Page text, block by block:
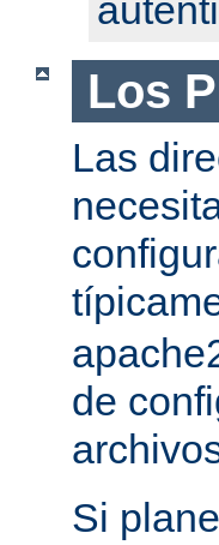
Los
Las
de
Si